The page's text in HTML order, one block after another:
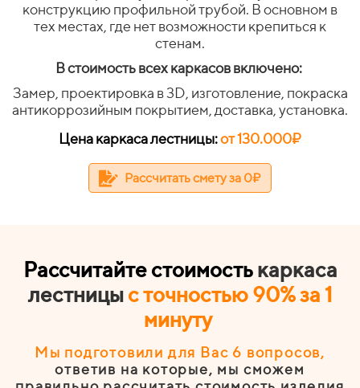
конструкцию профильной трубой. В основном в
тех местах, где нет возможности крепиться к
стенам.
В стоимость всех каркасов включено:
Замер, проектировка в 3D, изготовление, покраска
антикоррозийным покрытием, доставка, установка.
Цена каркаса лестницы:от130.000₽
Рассчитать смету за 0₽
Рассчитайте стоимостькаркаса
лестницыс точностью 90% за 1
минуту
Мы подготовили для Вас 6 вопросов,
ответив на которые, мы сможем